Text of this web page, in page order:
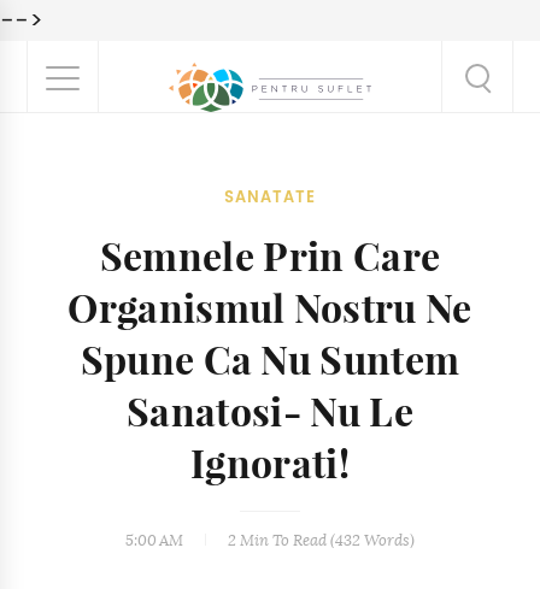
-->
SANATATE
Semnele Prin Care
Organismul Nostru Ne
Spune Ca Nu Suntem
Sanatosi- Nu Le
Ignorati!
5:00 AM 2 Min To Read (432 Words)